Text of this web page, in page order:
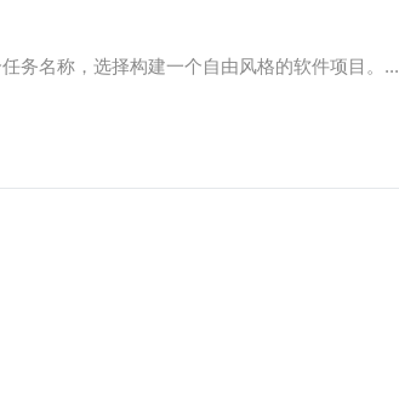
务名称，选择构建一个自由风格的软件项目。...